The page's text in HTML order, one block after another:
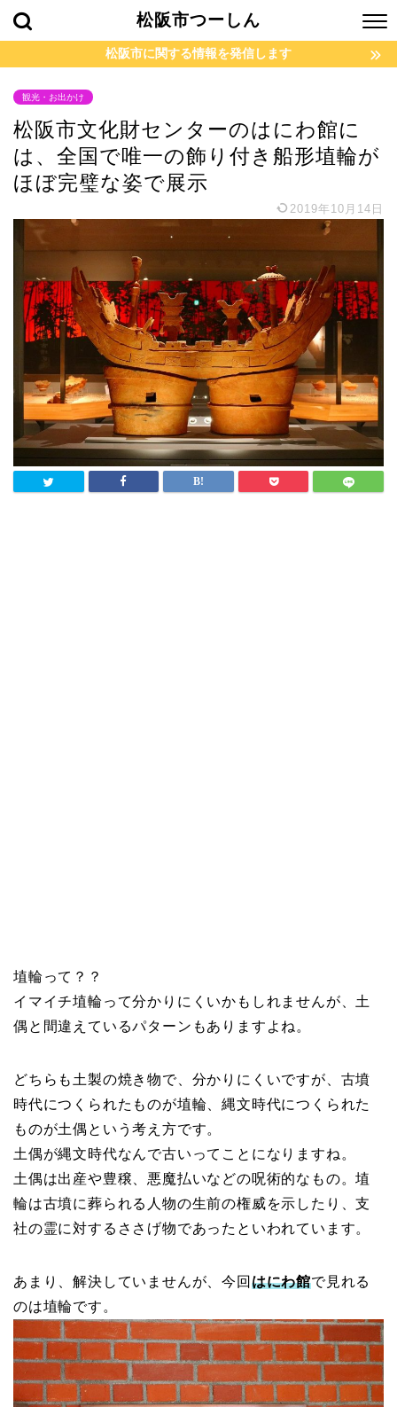
松阪市つーしん
松阪市に関する情報を発信します
観光・お出かけ
松阪市文化財センターのはにわ館に
は、全国で唯一の飾り付き船形埴輪が
ほぼ完璧な姿で展示
2019年10月14日
埴輪って？？
イマイチ埴輪って分かりにくいかもしれませんが、土
偶と間違えているパターンもありますよね。
どちらも土製の焼き物で、分かりにくいですが、古墳
時代につくられたものが埴輪、縄文時代につくられた
ものが土偶という考え方です。
土偶が縄文時代なんで古いってことになりますね。
土偶は出産や豊穣、悪魔払いなどの呪術的なもの。埴
輪は古墳に葬られる人物の生前の権威を示したり、支
社の霊に対するささげ物であったといわれています。
あまり、解決していませんが、今回 はにわ館で見れる
のは埴輪です。